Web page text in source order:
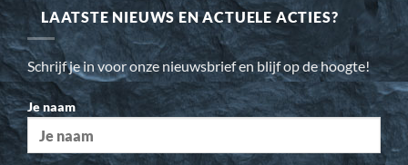
LAATSTE NIEUWS EN ACTUELE ACTIES?
Schrijf je in voor onze nieuwsbrief en blijf op de hoogte!
Je naam